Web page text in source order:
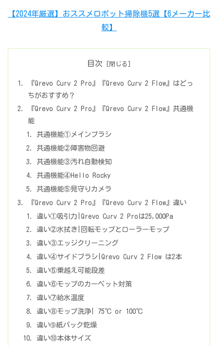
【2024年厳選】おススメロボット掃除機5選【6メーカー比
較】
目次
『Qrevo Curv 2 Pro』『Qrevo Curv 2 Flow』はどっ
ちがおすすめ？
『Qrevo Curv 2 Pro』『Qrevo Curv 2 Flow』共通機
能
共通機能①メインブラシ
共通機能②障害物回避
共通機能③汚れ自動検知
共通機能④Hello Rocky
共通機能⑤見守りカメラ
『Qrevo Curv 2 Pro』『Qrevo Curv 2 Flow』違い
違い①吸引力|Qrevo Curv 2 Proは25,000Pa
違い②水拭き|回転モップとローラーモップ
違い③エッジクリーニング
違い④サイドブラシ|Qrevo Curv 2 Flow は2本
違い⑤乗越え可能段差
違い⑥モップのカーペット対策
違い⑦給水温度
違い⑧モップ洗浄| 75℃ or 100℃
違い➈紙パック乾燥
違い⑩本体サイズ